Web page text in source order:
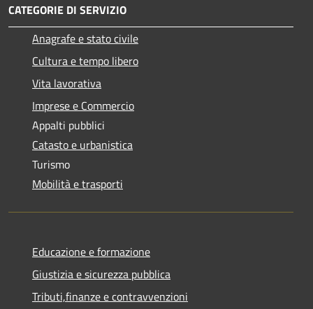
CATEGORIE DI SERVIZIO
Anagrafe e stato civile
Cultura e tempo libero
Vita lavorativa
Imprese e Commercio
Appalti pubblici
Catasto e urbanistica
Turismo
Mobilità e trasporti
Educazione e formazione
Giustizia e sicurezza pubblica
Tributi,finanze e contravvenzioni